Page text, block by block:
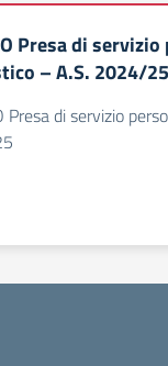
Presa di
– A.S. 2024/25
Presa di servizio